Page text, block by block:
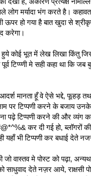
मर्यादा भंग करते है।
ऊपर हो गया है बात खुदा से
करेगा।
कोई भूत में लेख लिखा किंतु जिस
टिप्‍प्‍णी मे सही कहा था कि जब
मानता हूँ वे ऐसे भद्दे, फूहड़
नाम पर टिप्पणी करने के बजाय
पढ़े टिप्‍पणी करने की और
कर दी गई हो, ब्लॉगरों
यहाँ भी टिप्पणी कर बधाई देते
वास्तव मे पोस्ट को पढ़ा,
देते नज़र आये, राक्षसी